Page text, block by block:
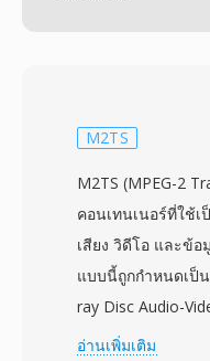
M2TS
M2TS (MPEG-2
คอนเทนเนอร์ที่ใช้
เสียง วิดีโอ และข้
แบบนี้ถูกกำหนดเป็
ray Disc Audio-
ray Disc
อ่านเพิ่มเติม